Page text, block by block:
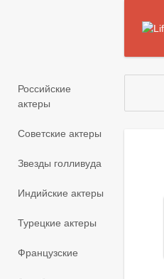
Российские
актеры
Советские актеры
Звезды голливуда
Индийские актеры
Турецкие актеры
Французские